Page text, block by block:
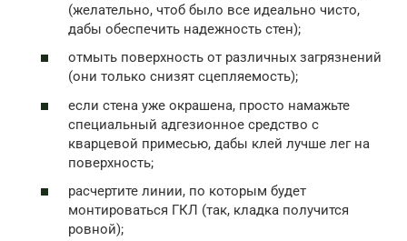
(желательно, чтоб было все идеально чисто,
дабы обеспечить надежность стен);
отмыть поверхность от различных загрязнений
(они только снизят сцепляемость);
если стена уже окрашена, просто намажьте
специальный адгезионное средство с
кварцевой примесью, дабы клей лучше лег на
поверхность;
расчертите линии, по которым будет
монтироваться ГКЛ (так, кладка получится
ровной);